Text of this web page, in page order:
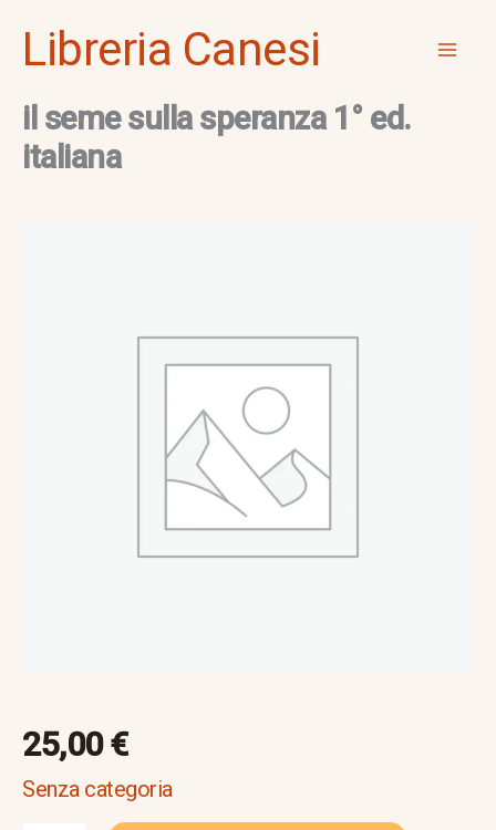
Libreria Canesi
il seme sulla speranza 1° ed.
italiana
25,00€
Senza categoria